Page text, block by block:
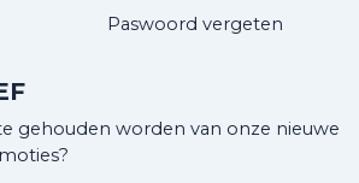
Paswoord vergeten
gehouden worden van onze nieuwe